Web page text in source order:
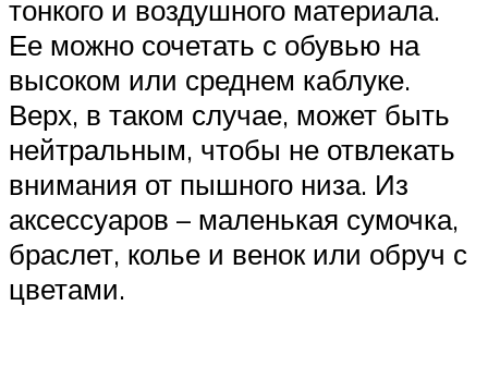
тонкого и воздушного материала.
Ее можно сочетать с обувью на
высоком или среднем каблуке.
Верх, в таком случае, может быть
нейтральным, чтобы не отвлекать
внимания от пышного низа. Из
аксессуаров – маленькая сумочка,
браслет, колье и венок или обруч с
цветами.